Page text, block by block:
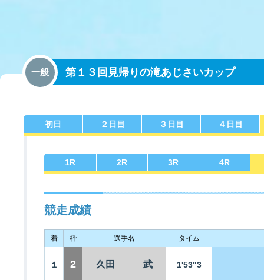
今節の進入コース別成績
今節出場選手のマル得情報
佐賀支部選手一覧 記念競走優勝選手一覧
一般 第１３回見帰りの滝あじさいカップ
初日 ２日目 ３日目 ４日目
1R 2R 3R 4R
競走成績
着 枠 選手名 タイム
１ 2 久田 武 1'53"3